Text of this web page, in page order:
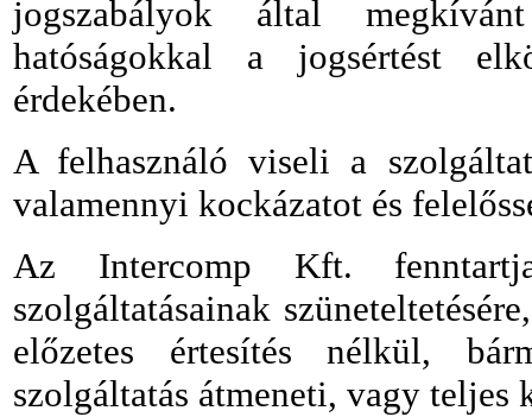
jogszabályok által
hatóságokkal a jogsértést
érdekében.
A felhasználó viseli a
valamennyi kockázatot és
Az Intercomp Kft.
szolgáltatásainak
előzetes értesítés nélkül,
szolgáltatás átmeneti, vagy teljes